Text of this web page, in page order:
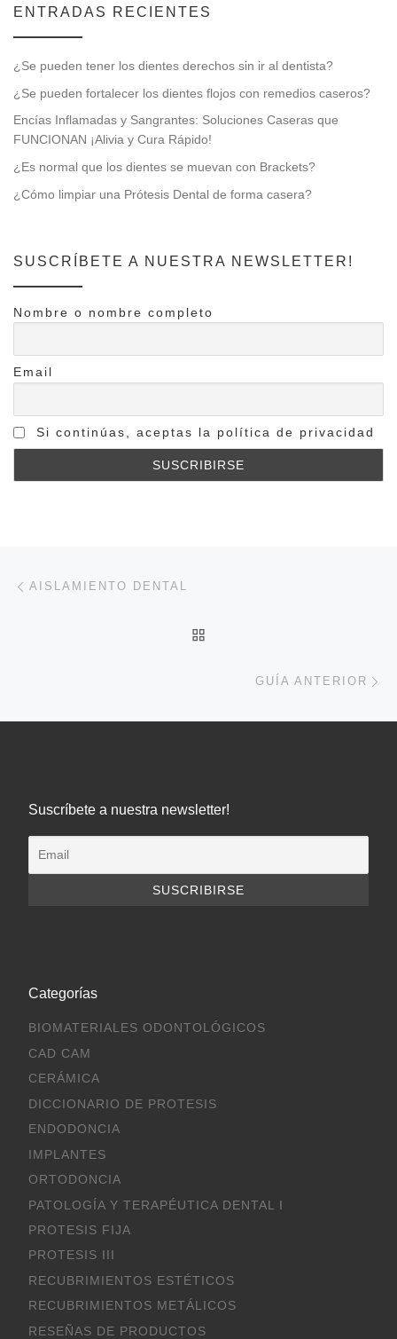
ENTRADAS RECIENTES
¿Se pueden tener los dientes derechos sin ir al dentista?
¿Se pueden fortalecer los dientes flojos con remedios caseros?
Encías Inflamadas y Sangrantes: Soluciones Caseras que
FUNCIONAN ¡Alivia y Cura Rápido!
¿Es normal que los dientes se muevan con Brackets?
¿Cómo limpiar una Prótesis Dental de forma casera?
SUSCRÍBETE A NUESTRA NEWSLETTER!
Nombre o nombre completo
Email
Si continúas, aceptas la política de privacidad
Navegación de entradas
AISLAMIENTO DENTAL
GUÍA ANTERIOR
Suscríbete a nuestra newsletter!
Categorías
BIOMATERIALES ODONTOLÓGICOS
CAD CAM
CERÁMICA
DICCIONARIO DE PROTESIS
ENDODONCIA
IMPLANTES
ORTODONCIA
PATOLOGÍA Y TERAPÉUTICA DENTAL I
PROTESIS FIJA
PROTESIS III
RECUBRIMIENTOS ESTÉTICOS
RECUBRIMIENTOS METÁLICOS
RESEÑAS DE PRODUCTOS